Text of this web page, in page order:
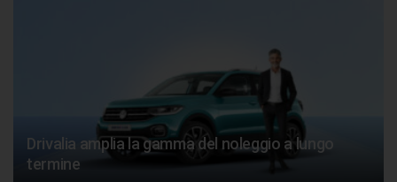
Drivalia amplia la gamma del noleggio a lungo
termine